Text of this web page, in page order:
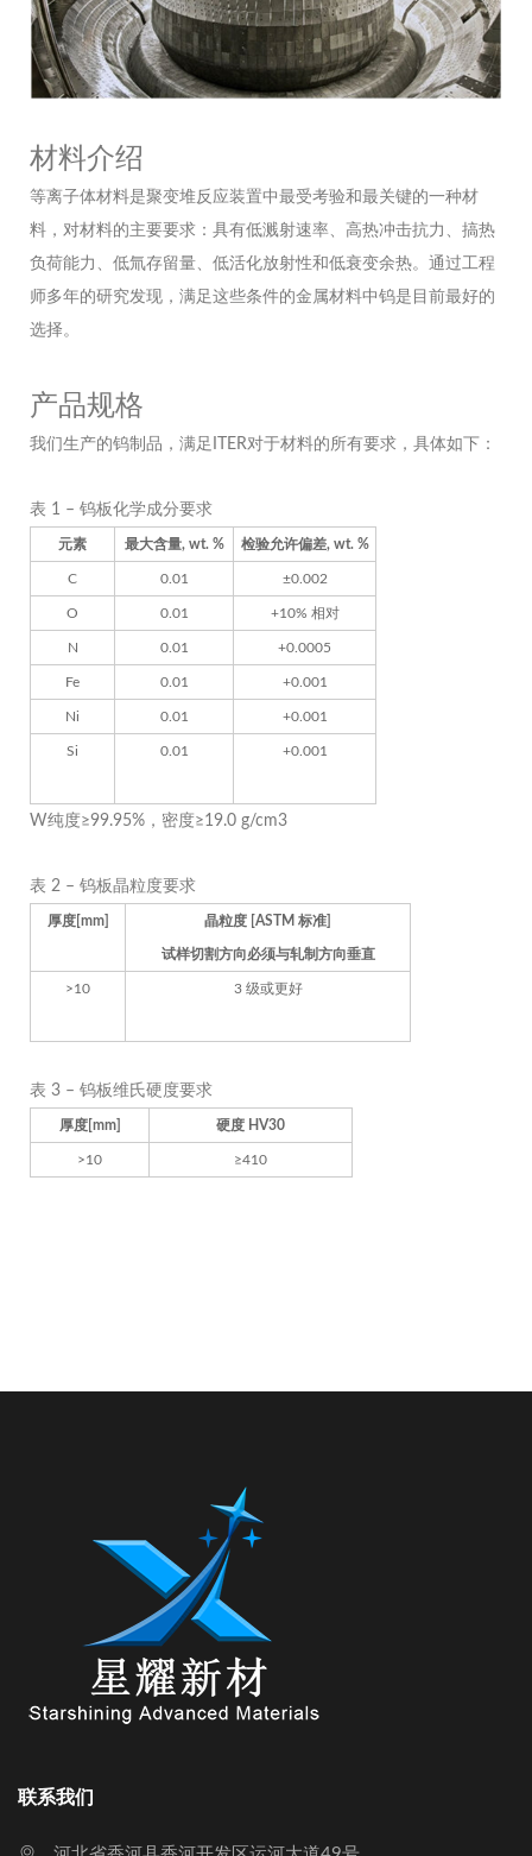
材料介绍
等离子体材料是聚变堆反应装置中最受考验和最关键的一种材
料，对材料的主要要求：具有低溅射速率、高热冲击抗力、搞热
负荷能力、低氚存留量、低活化放射性和低衰变余热。通过工程
师多年的研究发现，满足这些条件的金属材料中钨是目前最好的
选择。
产品规格
我们生产的钨制品，满足ITER对于材料的所有要求，具体如下：
表 1 – 钨板化学成分要求
元素 最大含量, wt. % 检验允许偏差, wt. %
C 0.01 ±0.002
O 0.01 +10% 相对
N 0.01 +0.0005
Fe 0.01 +0.001
Ni 0.01 +0.001
Si 0.01 +0.001
W纯度≥99.95%，密度≥19.0 g/cm3
表 2 – 钨板晶粒度要求
厚度[mm] 晶粒度 [ASTM 标准]
试样切割方向必须与轧制方向垂直
>10 3 级或更好
表 3 – 钨板维氏硬度要求
厚度[mm] 硬度 HV30
>10 ≥410
联系我们